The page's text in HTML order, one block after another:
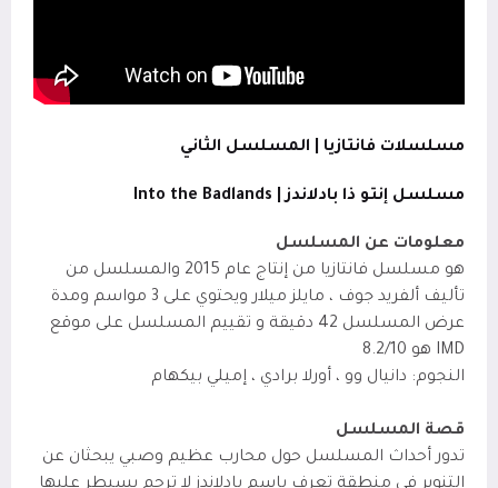
مسلسلات فانتازيا | المسلسل الثاني
مسلسل إنتو ذا بادلاندز | Into the Badlands
معلومات عن المسلسل
هو مسلسل فانتازيا من إنتاج عام 2015 والمسلسل من
تأليف ألفريد جوف ، مايلز ميلار ويحتوي على 3 مواسم ومدة
عرض المسلسل 42 دقيقة و تقييم المسلسل على موقع
IMD هو 8.2/10
النجوم: دانيال وو ، أورلا برادي ، إميلي بيكهام
قصة المسلسل
تدور أحداث المسلسل حول محارب عظيم وصبي يبحثان عن
التنوير في منطقة تعرف باسم بادلاندز لا ترحم يسيطر عليها